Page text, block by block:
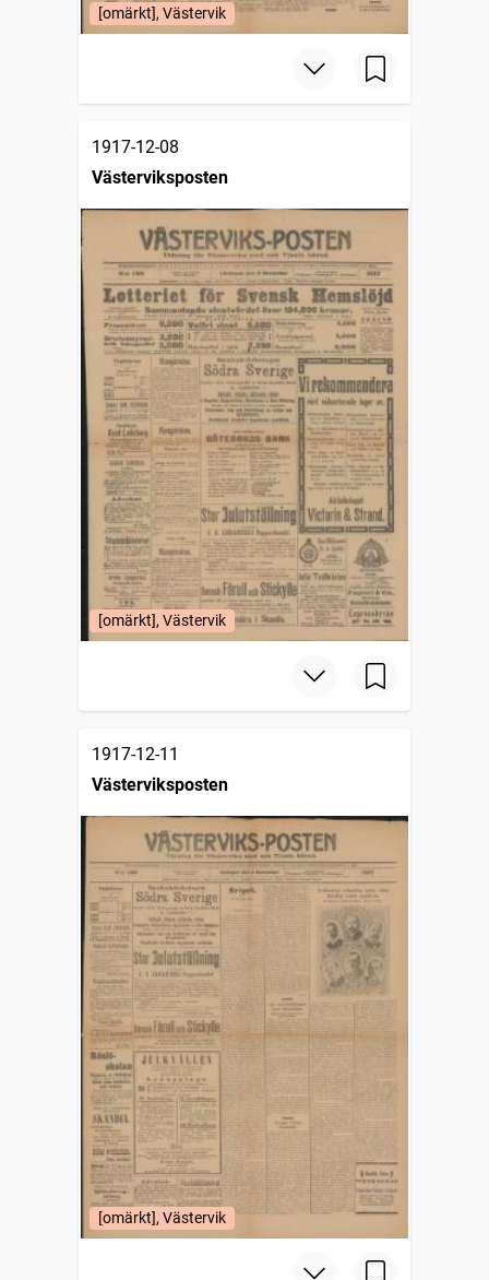
[omärkt], Västervik
1917-12-08
Västerviksposten
[omärkt], Västervik
1917-12-11
Västerviksposten
[omärkt], Västervik